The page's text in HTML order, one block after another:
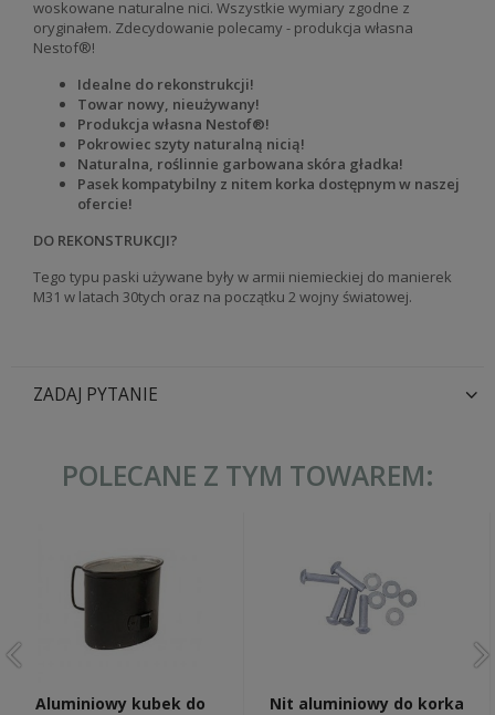
woskowane naturalne nici. Wszystkie wymiary zgodne z
oryginałem. Zdecydowanie polecamy - produkcja własna
Nestof®!
Idealne do rekonstrukcji!
Towar nowy, nieużywany!
Produkcja własna Nestof®!
Pokrowiec szyty naturalną nicią!
Naturalna, roślinnie garbowana skóra gładka!
Pasek kompatybilny z nitem korka dostępnym w naszej
ofercie!
DO REKONSTRUKCJI?
Tego typu paski używane były w armii niemieckiej do manierek
M31 w latach 30tych oraz na początku 2 wojny światowej.
ZADAJ PYTANIE
POLECANE Z TYM TOWAREM:
Aluminiowy kubek do
Nit aluminiowy do korka